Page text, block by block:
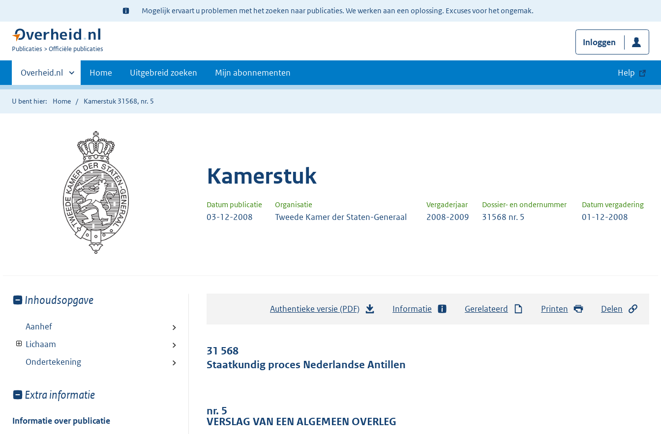
Ter
informatie:
Mogelijk ervaart u problemen met het zoeken naar publicaties. We werken aan een oplossing. Excuses voor het ongemak.
U
Publicaties Officiële publicaties
Inloggen
Primaire
navigatie
Andere
sites
binnen
Overheid.nl Home Uitgebreid zoeken Mijn abonnementen Help
U bent hier: Home Kamerstuk 31568, nr. 5
Kamerstuk
Datum publicatie Organisatie Vergaderjaar Dossier- en ondernummer Datum vergadering
03-12-2008 Tweede Kamer der Staten-Generaal 2008-2009 31568 nr. 5 01-12-2008
Toon
van:
Inhoudsopgave
Aanhef
Lichaam
Ondertekening
Toon
van:
Extra informatie
Informatie over publicatie
Authentieke versie (PDF)
a
r
Informatie Gerelateerd Printen Delen
31 568
Staatkundig proces Nederlandse Antillen
nr. 5
VERSLAG VAN EEN ALGEMEEN OVERLEG